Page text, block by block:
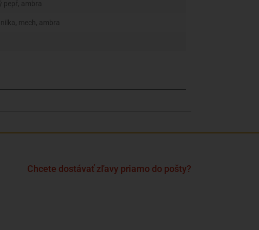
pepř, ambra
mech, ambra
Chcete dostávať zľavy priamo do pošty?